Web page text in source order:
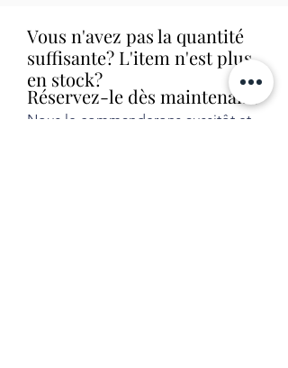
Vous n'avez pas la quantité
suffisante? L'item n'est plus
en stock?
Réservez-le dès maintenant!
Nous le commanderons aussitôt et